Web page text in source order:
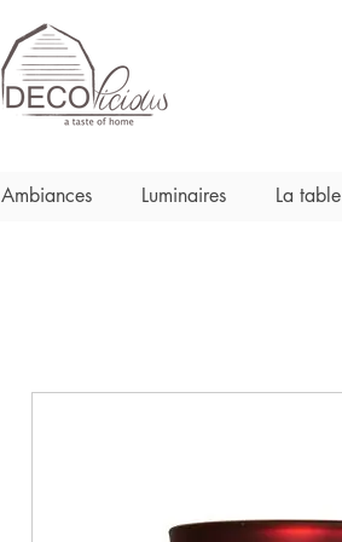
Ambiances Luminaires La table